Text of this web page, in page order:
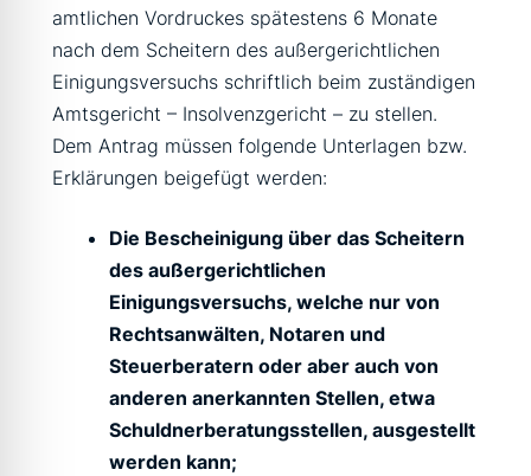
amtlichen Vordruckes spätestens 6 Monate
nach dem Scheitern des außergerichtlichen
Einigungsversuchs schriftlich beim zuständigen
Amtsgericht – Insolvenzgericht – zu stellen.
Dem Antrag müssen folgende Unterlagen bzw.
Erklärungen beigefügt werden:
Die Bescheinigung über das Scheitern
des außergerichtlichen
Einigungsversuchs, welche nur von
Rechtsanwälten, Notaren und
Steuerberatern oder aber auch von
anderen anerkannten Stellen, etwa
Schuldnerberatungsstellen, ausgestellt
werden kann;